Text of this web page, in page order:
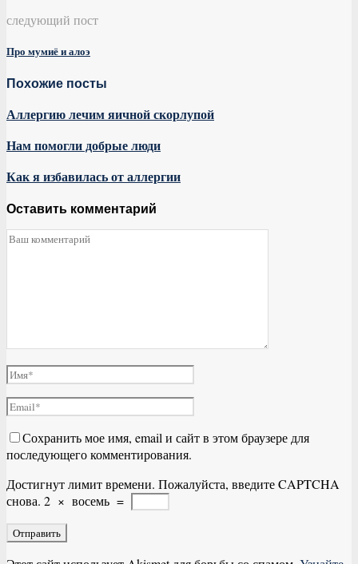
следующий пост
Про мумиё и алоэ
Похожие посты
Аллергию лечим яичной скорлупой
Нам помогли добрые люди
Как я избавилась от аллергии
Оставить комментарий
Сохранить мое имя, email и сайт в этом браузере для
последующего комментирования.
Достигнут лимит времени. Пожалуйста, введите CAPTCHA
снова. 2 × восемь =